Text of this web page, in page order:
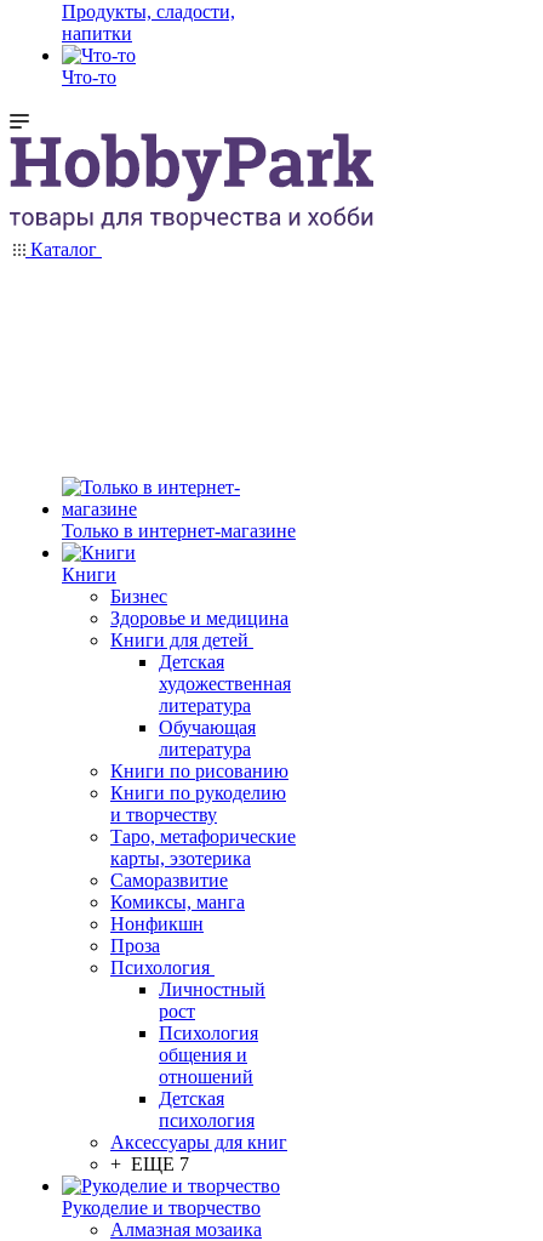
Продукты, сладости,
напитки
Что-то
Каталог
Только в интернет-магазине
Книги
Бизнес
Здоровье и медицина
Книги для детей
Детская
художественная
литература
Обучающая
литература
Книги по рисованию
Книги по рукоделию
и творчеству
Таро, метафорические
карты, эзотерика
Саморазвитие
Комиксы, манга
Нонфикшн
Проза
Психология
Личностный
рост
Психология
общения и
отношений
Детская
психология
Аксессуары для книг
+ ЕЩЕ 7
Рукоделие и творчество
Алмазная мозаика